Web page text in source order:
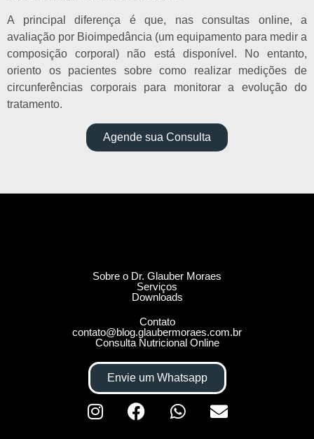
A principal diferença é que, nas consultas online, a
avaliação por Bioimpedância (um equipamento para medir a
composição corporal) não está disponível. No entanto,
oriento os pacientes sobre como realizar medições de
circunferências corporais para monitorar a evolução do
tratamento.
Agende sua Consulta
Sobre o Dr. Glauber Moraes
Serviços
Downloads
Contato
contato@blog.glaubermoraes.com.br
Consulta Nutricional Online
Envie um Whatsapp